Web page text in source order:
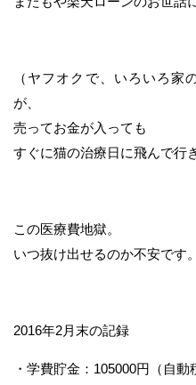
（ヤフオクで、いろいろ家
が、
売ってお金が入っても
すぐに猫の治療日に飛んで行
この医療費地獄。
いつ抜け出せるのか不安です。
2016年2月末の記録
・学費貯金：105000円（自